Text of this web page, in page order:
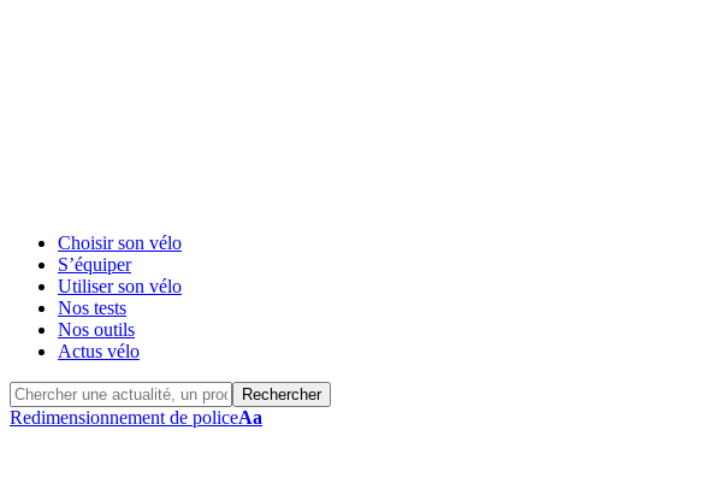
Choisir son vélo
S’équiper
Utiliser son vélo
Nos tests
Nos outils
Actus vélo
Redimensionnement de policeAa